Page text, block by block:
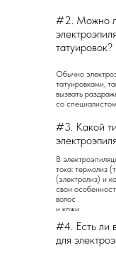
#2. Можно
татуировок?
Обычно
татуировками,
вызвать
со
#3. Какой
В
тока: термолиз
(электролиз) и
свои
волос
и кожи.
#4. Есть ли
для